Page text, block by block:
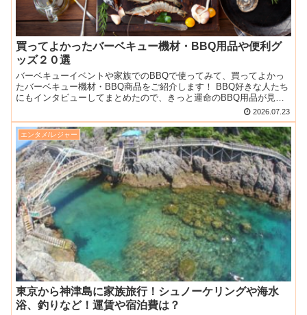
買ってよかったバーベキュー機材・BBQ用品や便利グ
ッズ２０選
バーベキューイベントや家族でのBBQで使ってみて、買ってよかっ
たバーベキュー機材・BBQ商品をご紹介します！ BBQ好きな人たち
にもインタビューしてまとめたので、きっと運命のBBQ用品が見つ
2026.07.23
エンタメ/レジャー
東京から神津島に家族旅行！シュノーケリングや海水
浴、釣りなど！運賃や宿泊費は？